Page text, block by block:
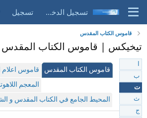
تسجيل الدخول تسجيل
قاموس الكتاب المقدس
تيخيكس | قاموس الكتاب المقدس
قاموس الكتاب المقدس
قاموس اعلام
المعجم
المحيط الجامع في الكتاب المقدس و
ب
ت
ث
ج